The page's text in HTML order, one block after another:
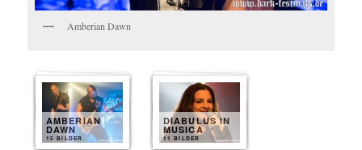
Amberian Dawn
AMBERIAN
DAWN
15 BILDER
DIABULUS IN
MUSICA
11 BILDER